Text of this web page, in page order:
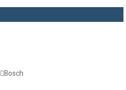
Bosch